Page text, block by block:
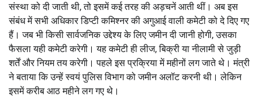
संस्था को दी जाती थी, तो इसमें कई तरह की अड़चनें आती थीं। अब इस
संबंध में सभी अधिकार डिप्टी कमिश्नर की अगुआई वाली कमेटी को दे दिए गए
हैं। जब भी किसी सार्वजनिक उद्देश्य के लिए जमीन दी जानी होगी, उसका
फैसला यही कमेटी करेगी। यह कमेटी ही लीज, बिक्री या नीलामी से जुड़ी
शर्तें और नियम तय करेगी। पहले इस प्रक्रिया में महीनों लग जाते थे। मंत्री
ने बताया कि उन्हें स्वयं पुलिस विभाग को जमीन अलॉट करनी थी। लेकिन
इसमें करीब आठ महीने लग गए थे।